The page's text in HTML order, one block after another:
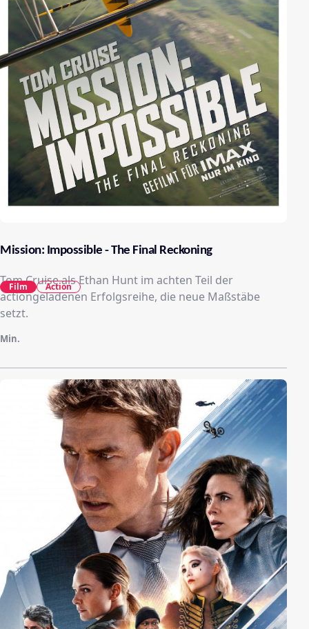
Mission: Impossible - The Final Reckoning
Tom Cruise als Ethan Hunt im achten Teil der
actiongeladenen Erfolgsreihe, die neue Maßstäbe
setzt.
Min.
Film Action